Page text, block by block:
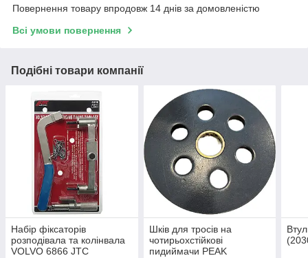
Повернення товару впродовж 14 днів за домовленістю
Всі умови повернення
Подібні товари компанії
Набір фіксаторів
розподівала та колінвала
VOLVO 6866 JTC
Шків для тросів на
чотирьохстійкові
пидиймачи PEAK